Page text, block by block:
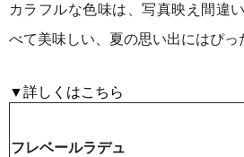
カラフルな色味は、写真映え間違
べて美味しい、夏の思い出にはぴっ
▼詳しくはこちら
フレベールラデュ